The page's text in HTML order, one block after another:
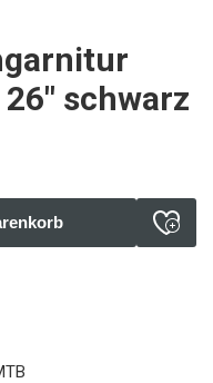
schwarz